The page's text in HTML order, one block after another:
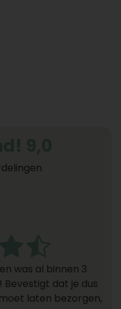
was al binnen 3
dat je dus
laten bezorgen,